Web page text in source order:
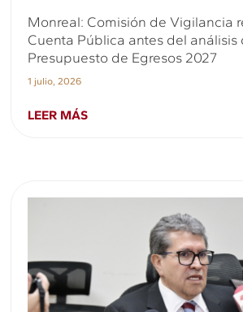
Monreal: Comisión de Vigilancia
Cuenta Pública antes del análisis
Presupuesto de Egresos 2027
1 julio, 2026
LEER MÁS